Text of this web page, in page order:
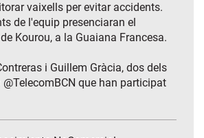
vaixells per evitar accidents.
de l'equip presenciaran el
Kourou, a la Guaiana Francesa.
i Guillem Gràcia, dos dels
que han participat